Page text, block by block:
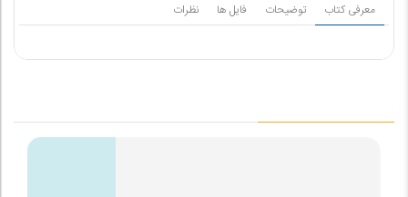
معرفی کتاب توضیحات فایل ها نظرات